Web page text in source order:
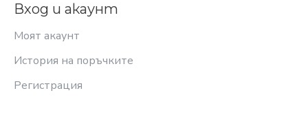
Вход и акаунт
Моят акаунт
История на поръчките
Регистрация